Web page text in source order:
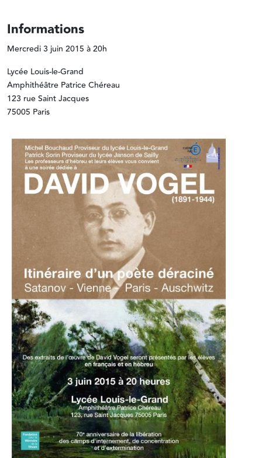
Informations
Mercredi 3 juin 2015 à 20h
Lycée Louis-le-Grand
Amphithéâtre Patrice Chéreau
123 rue Saint Jacques
75005 Paris